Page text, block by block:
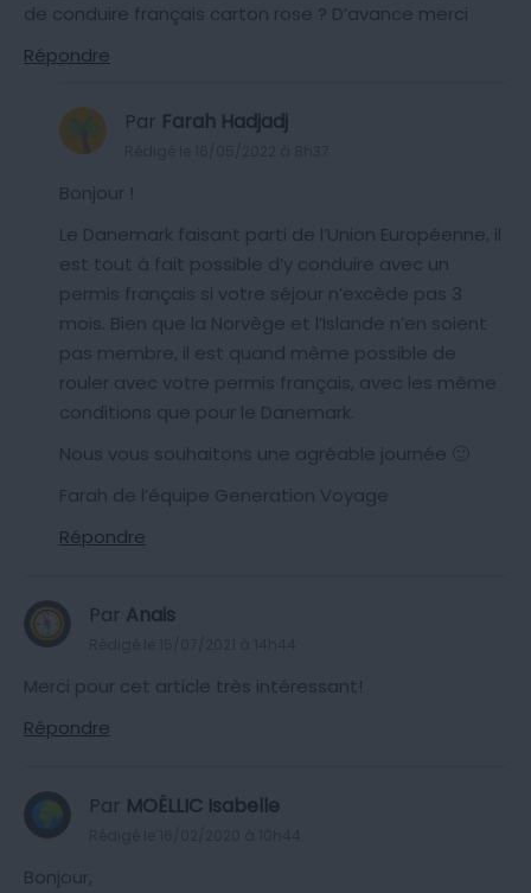
de conduire français carton rose ? D’avance merci
Répondre
Par Farah Hadjadj
Bonjour !
Le Danemark faisant parti de l’Union Européenne, il
est tout à fait possible d’y conduire avec un
permis français si votre séjour n’excède pas 3
mois. Bien que la Norvège et l’Islande n’en soient
pas membre, il est quand même possible de
rouler avec votre permis français, avec les même
conditions que pour le Danemark.
Nous vous souhaitons une agréable journée 🙂
Farah de l’équipe Generation Voyage
Répondre
Par Anais
Merci pour cet article très intéressant!
Répondre
Par MOËLLIC Isabelle
Bonjour,